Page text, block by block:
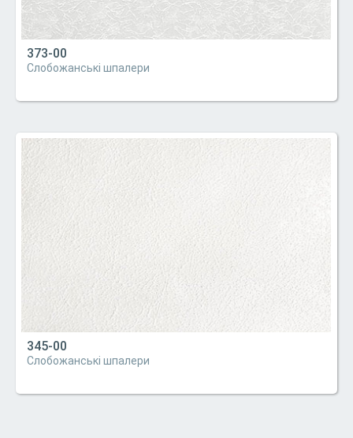
373-00
Слобожанські шпалери
345-00
Слобожанські шпалери